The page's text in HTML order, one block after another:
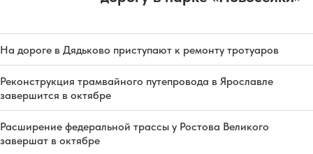
На дороге в Дядьково приступают к ремонту тротуаров
Реконструкция трамвайного путепровода в Ярославле
завершится в октябре
Расширение федеральной трассы у Ростова Великого
завершат в октябре